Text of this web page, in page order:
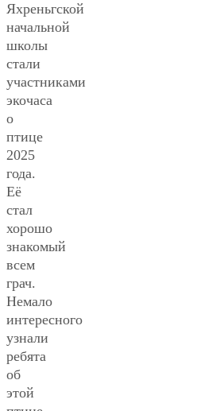
Яхреньгской
начальной
школы
стали
участниками
экочаса
о
птице
2025
года.
Её
стал
хорошо
знакомый
всем
грач.
Немало
интересного
узнали
ребята
об
этой